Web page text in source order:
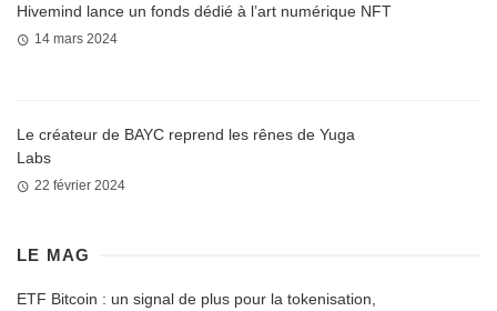
Hivemind lance un fonds dédié à l’art numérique NFT
14 mars 2024
Le créateur de BAYC reprend les rênes de Yuga
Labs
22 février 2024
LE MAG
ETF Bitcoin : un signal de plus pour la tokenisation,